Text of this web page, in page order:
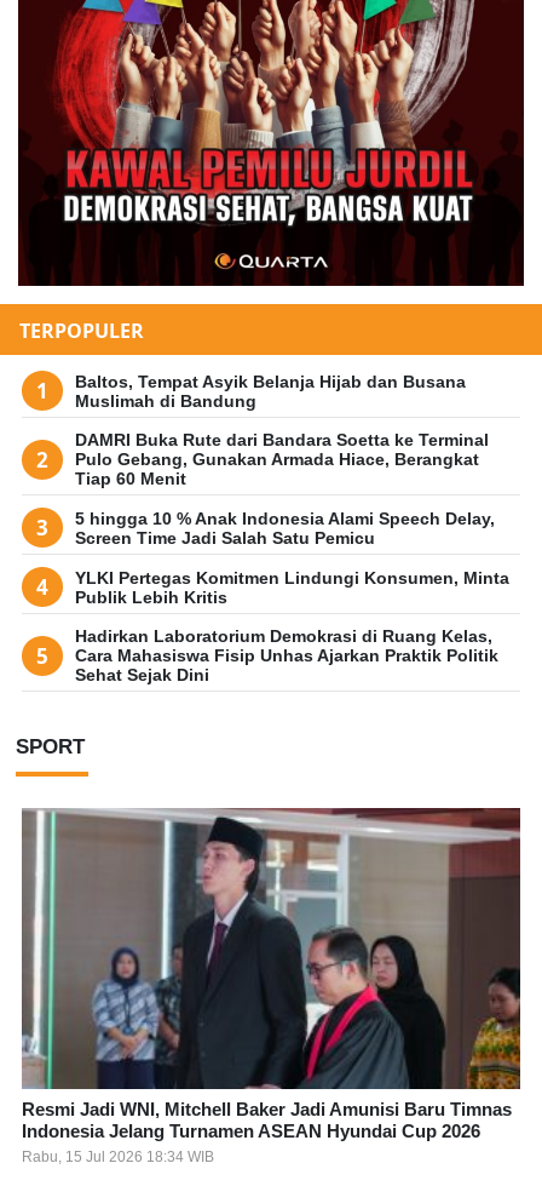
TERPOPULER
Baltos, Tempat Asyik Belanja Hijab dan Busana
Muslimah di Bandung
DAMRI Buka Rute dari Bandara Soetta ke Terminal
Pulo Gebang, Gunakan Armada Hiace, Berangkat
Tiap 60 Menit
5 hingga 10 % Anak Indonesia Alami Speech Delay,
Screen Time Jadi Salah Satu Pemicu
YLKI Pertegas Komitmen Lindungi Konsumen, Minta
Publik Lebih Kritis
Hadirkan Laboratorium Demokrasi di Ruang Kelas,
Cara Mahasiswa Fisip Unhas Ajarkan Praktik Politik
Sehat Sejak Dini
SPORT
Resmi Jadi WNI, Mitchell Baker Jadi Amunisi Baru Timnas
Indonesia Jelang Turnamen ASEAN Hyundai Cup 2026
Rabu, 15 Jul 2026 18:34 WIB